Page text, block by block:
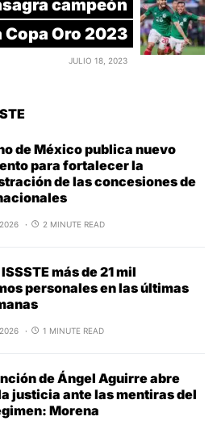
campeón
Copa Oro 2023
JULIO 18, 2023
de México publica nuevo
para fortalecer la
de las concesiones de
2 MINUTE READ
más de 21 mil
personales en las últimas
1 MINUTE READ
de Ángel Aguirre abre
justicia ante las mentiras del
Morena